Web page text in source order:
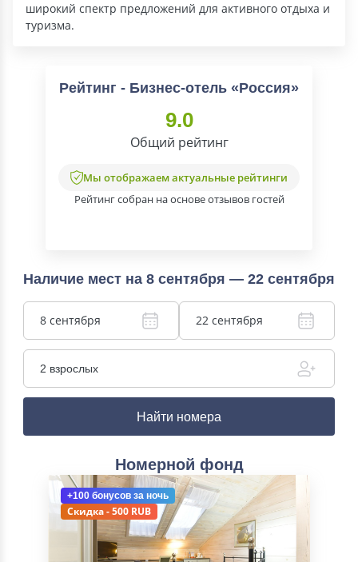
широкий спектр предложений для активного отдыха и
туризма.
Рейтинг - Бизнес-отель «Россия»
9.0
Общий рейтинг
Мы отображаем актуальные рейтинги
Рейтинг собран на основе отзывов гостей
Наличие мест на 8 сентября — 22 сентября
8 сентября 22 сентября
2 взрослых
Найти номера
Номерной фонд
+100 бонусов за ночь
Скидка - 500 RUB